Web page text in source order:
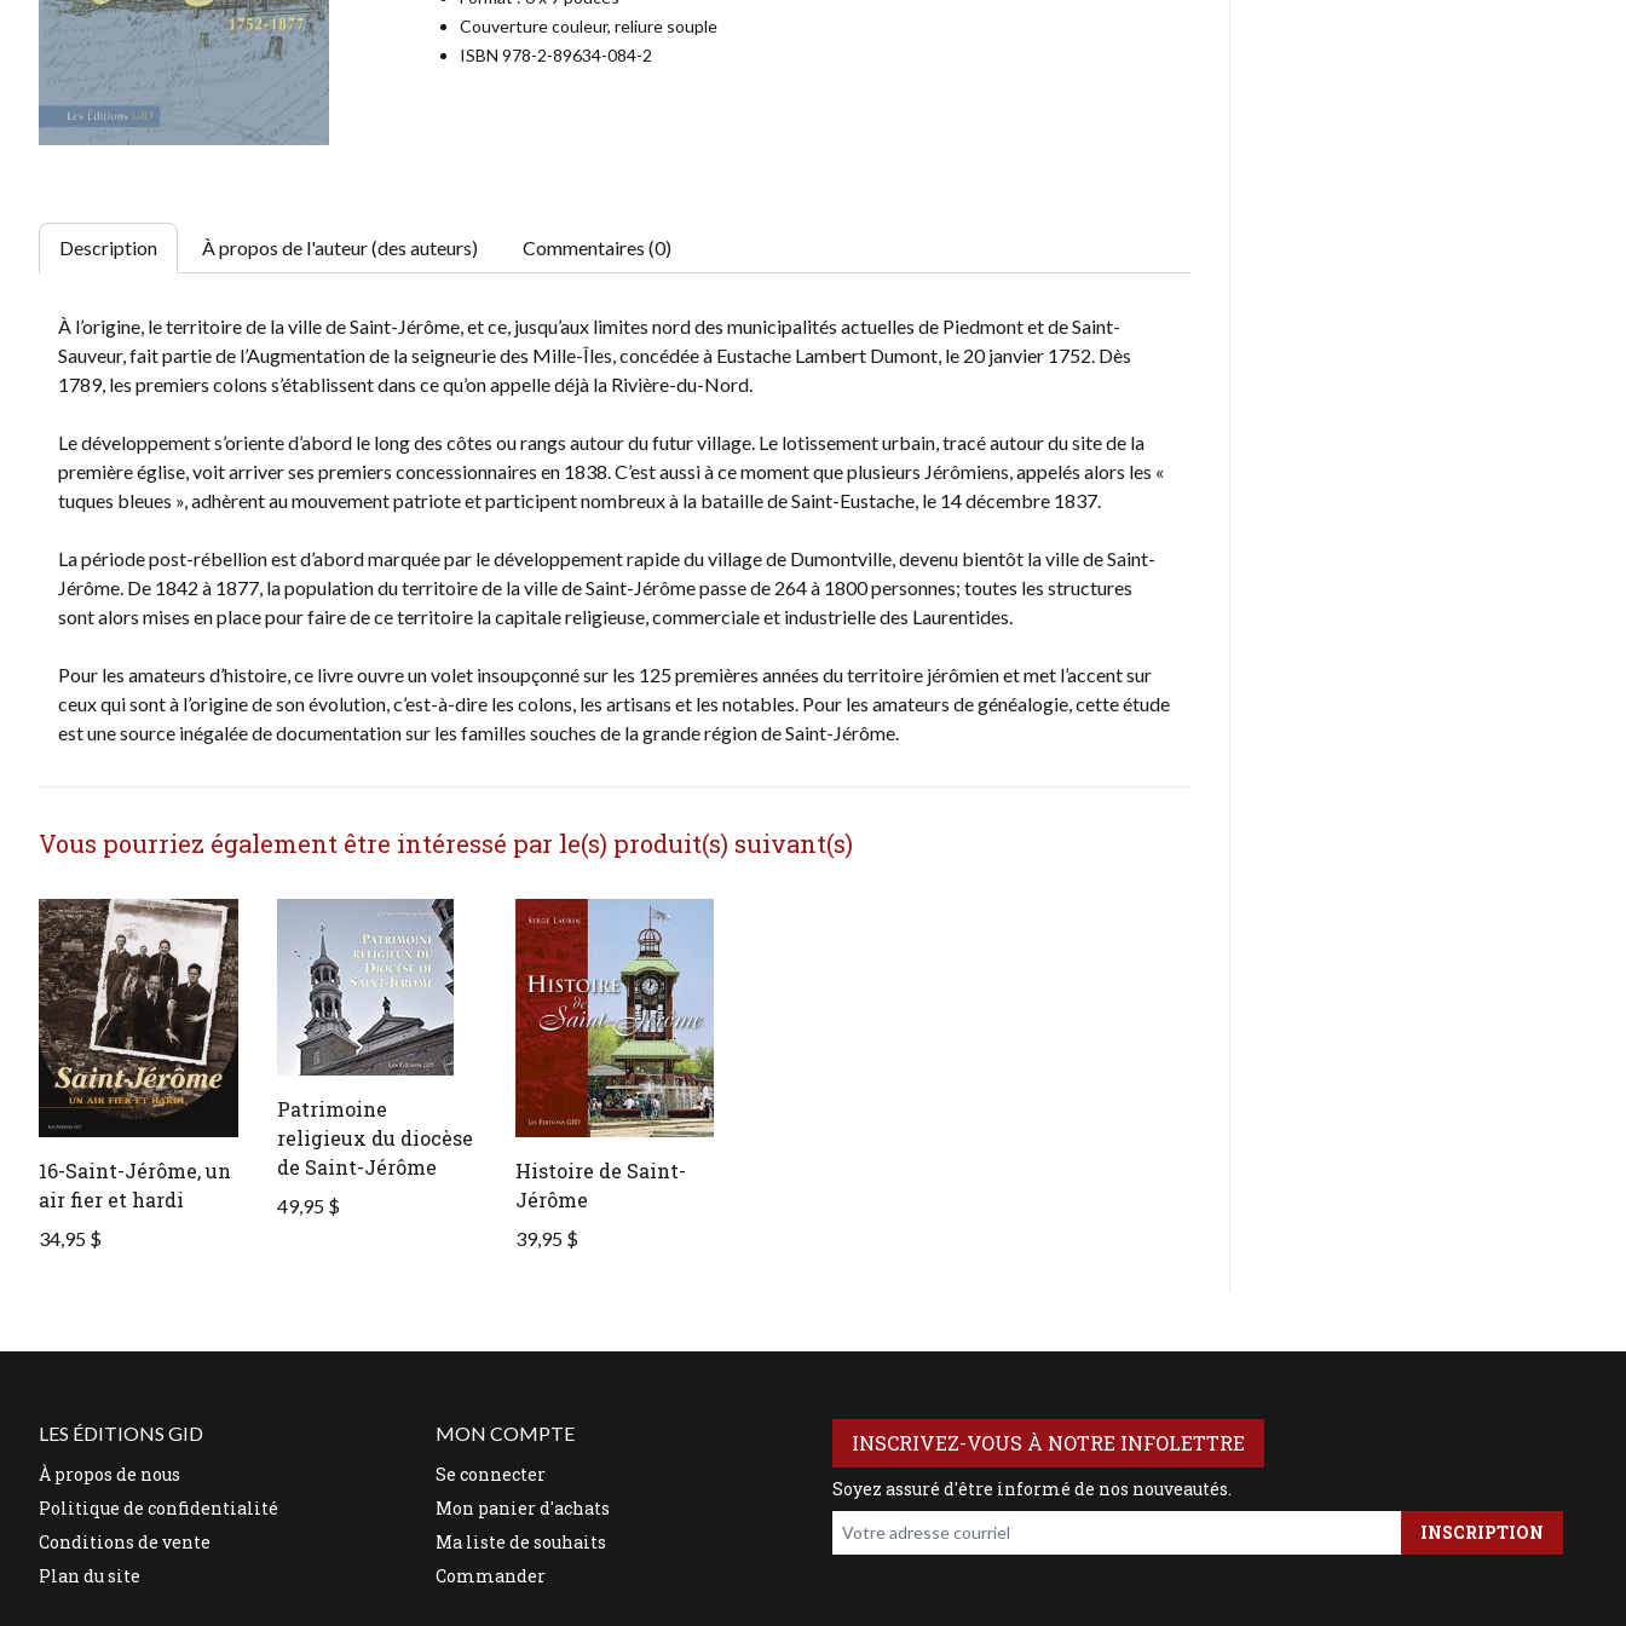
Couverture couleur, reliure souple
ISBN 978-2-89634-084-2
Description À propos de l'auteur (des auteurs) Commentaires (0)
À l’origine, le territoire de la ville de Saint-Jérôme, et ce, jusqu’aux limites nord des municipalités actuelles de Piedmont et de Saint-
Sauveur, fait partie de l’Augmentation de la seigneurie des Mille-Îles, concédée à Eustache Lambert Dumont, le 20 janvier 1752. Dès
1789, les premiers colons s’établissent dans ce qu’on appelle déjà la Rivière-du-Nord.
Le développement s’oriente d’abord le long des côtes ou rangs autour du futur village. Le lotissement urbain, tracé autour du site de la
première église, voit arriver ses premiers concessionnaires en 1838. C’est aussi à ce moment que plusieurs Jérômiens, appelés alors les «
tuques bleues », adhèrent au mouvement patriote et participent nombreux à la bataille de Saint-Eustache, le 14 décembre 1837.
La période post-rébellion est d’abord marquée par le développement rapide du village de Dumontville, devenu bientôt la ville de Saint-
Jérôme. De 1842 à 1877, la population du territoire de la ville de Saint-Jérôme passe de 264 à 1800 personnes; toutes les structures
sont alors mises en place pour faire de ce territoire la capitale religieuse, commerciale et industrielle des Laurentides.
Pour les amateurs d’histoire, ce livre ouvre un volet insoupçonné sur les 125 premières années du territoire jérômien et met l’accent sur
ceux qui sont à l’origine de son évolution, c’est-à-dire les colons, les artisans et les notables. Pour les amateurs de généalogie, cette étude
est une source inégalée de documentation sur les familles souches de la grande région de Saint-Jérôme.
Vous pourriez également être intéressé par le(s) produit(s) suivant(s)
16-Saint-Jérôme, un
air fier et hardi
34,95 $
Patrimoine
religieux du diocèse
de Saint-Jérôme
49,95 $
Histoire de Saint-
Jérôme
39,95 $
LES ÉDITIONS GID
À propos de nous
Politique de confidentialité
Conditions de vente
Plan du site
MON COMPTE
Se connecter
Mon panier d'achats
Ma liste de souhaits
Commander
INSCRIVEZ-VOUS À NOTRE INFOLETTRE
Soyez assuré d'être informé de nos nouveautés.
Votre adresse courriel